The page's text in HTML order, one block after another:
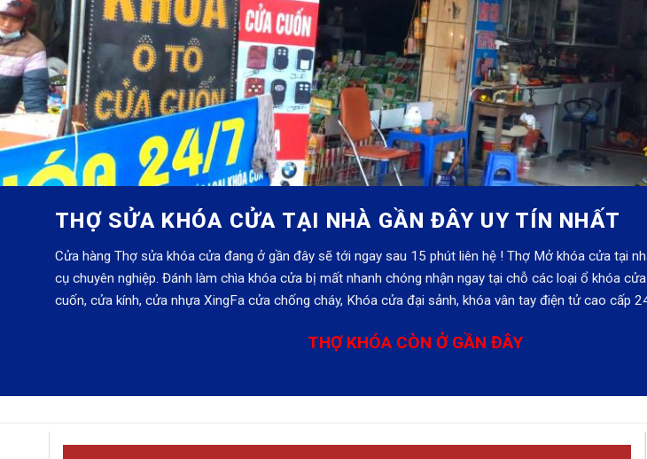
THỢ SỬA KHÓA CỬA TẠI NHÀ GẦN ĐÂY UY TÍN NHẤT
Cửa hàng Thợ sửa khóa cửa đang ở gần đây sẽ tới ngay sau 15 phút liên hệ ! Thợ Mở khóa cửa tại
cụ chuyên nghiệp. Đánh làm chìa khóa cửa bị mất nhanh chóng nhận ngay tại chỗ các loại ổ khóa
cuốn, cửa kính, cửa nhựa XingFa cửa chống cháy, Khóa cửa đại sảnh, khóa vân tay điện tử cao cấp
THỢ KHÓA CÒN Ở GẦN ĐÂY